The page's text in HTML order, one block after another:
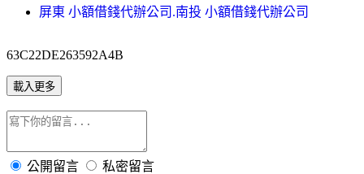
屏東 小額借錢代辦公司.南投 小額借錢代辦公司
63C22DE263592A4B
載入更多
公開留言 私密留言